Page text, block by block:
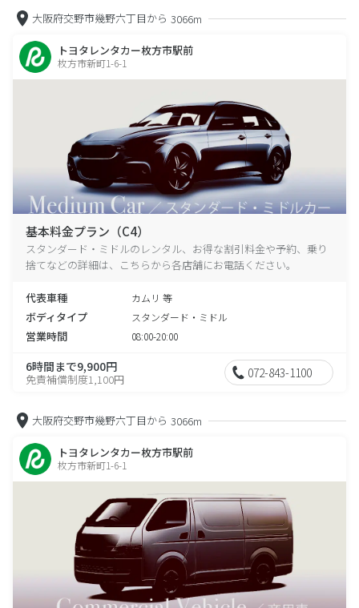
大阪府交野市幾野六丁目から 3066m
トヨタレンタカー枚方市駅前
枚方市新町1-6-1
基本料金プラン（C4）
スタンダード・ミドルのレンタル、お得な割引料金や予約、乗り
捨てなどの詳細は、こちらから各店舗にお電話ください。
代表車種 カムリ 等
ボディタイプ スタンダード・ミドル
営業時間 08:00-20:00
6時間まで9,900円
免責補償制度1,100円 072-843-1100
大阪府交野市幾野六丁目から 3066m
トヨタレンタカー枚方市駅前
枚方市新町1-6-1